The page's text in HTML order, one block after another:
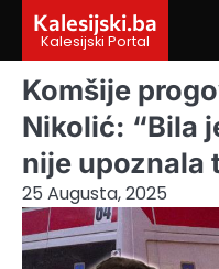
content
Kalesijski.ba
Kalesijski Portal
Komšije
Nikolić: “Bila
nije upoznala
25 Augusta, 2025